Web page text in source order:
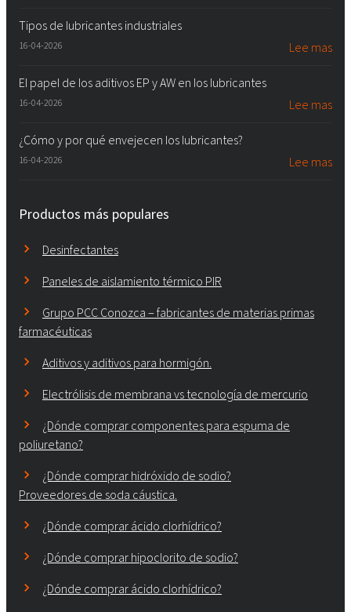
Tipos de lubricantes industriales
16-04-2026 Lee mas
El papel de los aditivos EP y AW en los lubricantes
16-04-2026 Lee mas
¿Cómo y por qué envejecen los lubricantes?
16-04-2026 Lee mas
Productos más populares
Desinfectantes
Paneles de aislamiento térmico PIR
Grupo PCC Conozca – fabricantes de materias primas
farmacéuticas
Aditivos y aditivos para hormigón.
Electrólisis de membrana vs tecnología de mercurio
¿Dónde comprar componentes para espuma de
poliuretano?
¿Dónde comprar hidróxido de sodio?
Proveedores de soda cáustica.
¿Dónde comprar ácido clorhídrico?
¿Dónde comprar hipoclorito de sodio?
¿Dónde comprar ácido clorhídrico?